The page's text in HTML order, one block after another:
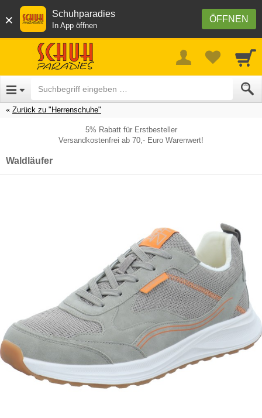
× ÖFFNEN
Schuhparadies
In App öffnen
Zurück zu "Herrenschuhe"
5% Rabatt für Erstbesteller
Versandkostenfrei ab 70,- Euro Warenwert!
Waldläufer